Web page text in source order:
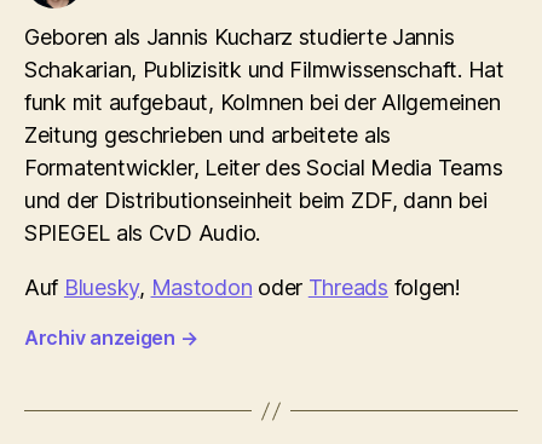
Geboren als Jannis Kucharz studierte Jannis
Schakarian, Publizisitk und Filmwissenschaft. Hat
funk mit aufgebaut, Kolmnen bei der Allgemeinen
Zeitung geschrieben und arbeitete als
Formatentwickler, Leiter des Social Media Teams
und der Distributionseinheit beim ZDF, dann bei
SPIEGEL als CvD Audio.
Auf Bluesky, Mastodon oder Threads folgen!
Archiv anzeigen →